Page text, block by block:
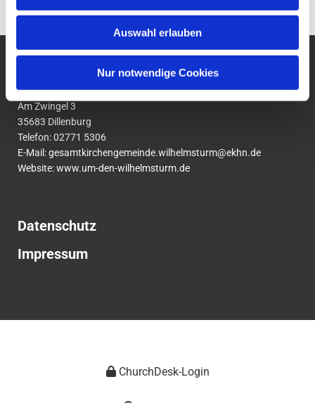
Auswahl erlauben
Nur notwendige Cookies
Ev. Gesamtkirchengemeinde
um den Wilhelmsturm
Am Zwingel 3
35683 Dillenburg
Telefon:02771 5306
E-Mail:gesamtkirchengemeinde.wilhelmsturm@ekhn.de
Website: www.um-den-wilhelmsturm.de
Datenschutz
Impressum
ChurchDesk-Login